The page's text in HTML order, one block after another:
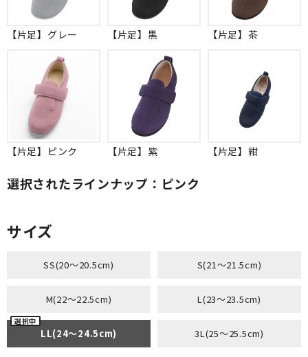
【片足】グレー 【片足】黒 【片足】茶
【片足】ピンク 【片足】紫 【片足】紺
選択されたラインナップ：ピンク
サイズ
SS(20～20.5cm) S(21～21.5cm)
M(22～22.5cm) L(23～23.5cm)
LL(24～24.5cm) 3L(25～25.5cm)